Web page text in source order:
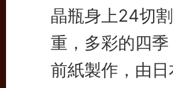
晶瓶身上24切
重，多彩的四
前紙製作，由